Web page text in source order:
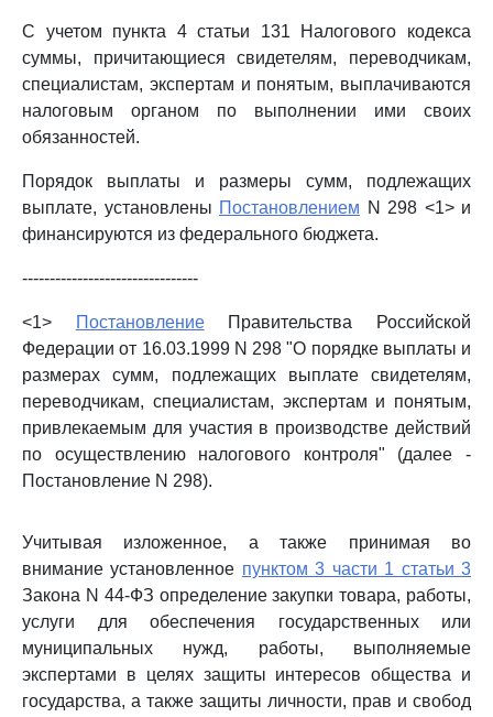
С учетом пункта 4 статьи 131 Налогового кодекса
суммы, причитающиеся свидетелям, переводчикам,
специалистам, экспертам и понятым, выплачиваются
налоговым органом по выполнении ими своих
обязанностей.
Порядок выплаты и размеры сумм, подлежащих
выплате, установлены Постановлением N 298 <1> и
финансируются из федерального бюджета.
--------------------------------
<1> ПостановлениеПравительства Российской
Федерации от 16.03.1999 N 298 "О порядке выплаты и
размерах сумм, подлежащих выплате свидетелям,
переводчикам, специалистам, экспертам и понятым,
привлекаемым для участия в производстве действий
по осуществлению налогового контроля" (далее -
Постановление N 298).
Учитывая изложенное, а также принимая во
внимание установленное пунктом 3 части 1 статьи 3
Закона N 44-ФЗ определение закупки товара, работы,
услуги для обеспечения государственных или
муниципальных нужд, работы, выполняемые
экспертами в целях защиты интересов общества и
государства, а также защиты личности, прав и свобод